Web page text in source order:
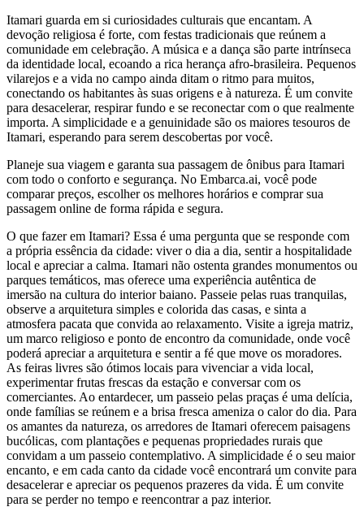
Itamari guarda em si curiosidades culturais que encantam. A
devoção religiosa é forte, com festas tradicionais que reúnem a
comunidade em celebração. A música e a dança são parte intrínseca
da identidade local, ecoando a rica herança afro-brasileira. Pequenos
vilarejos e a vida no campo ainda ditam o ritmo para muitos,
conectando os habitantes às suas origens e à natureza. É um convite
para desacelerar, respirar fundo e se reconectar com o que realmente
importa. A simplicidade e a genuinidade são os maiores tesouros de
Itamari, esperando para serem descobertas por você.
Planeje sua viagem e garanta sua passagem de ônibus para Itamari
com todo o conforto e segurança. No Embarca.ai, você pode
comparar preços, escolher os melhores horários e comprar sua
passagem online de forma rápida e segura.
O que fazer em Itamari? Essa é uma pergunta que se responde com
a própria essência da cidade: viver o dia a dia, sentir a hospitalidade
local e apreciar a calma. Itamari não ostenta grandes monumentos ou
parques temáticos, mas oferece uma experiência autêntica de
imersão na cultura do interior baiano. Passeie pelas ruas tranquilas,
observe a arquitetura simples e colorida das casas, e sinta a
atmosfera pacata que convida ao relaxamento. Visite a igreja matriz,
um marco religioso e ponto de encontro da comunidade, onde você
poderá apreciar a arquitetura e sentir a fé que move os moradores.
As feiras livres são ótimos locais para vivenciar a vida local,
experimentar frutas frescas da estação e conversar com os
comerciantes. Ao entardecer, um passeio pelas praças é uma delícia,
onde famílias se reúnem e a brisa fresca ameniza o calor do dia. Para
os amantes da natureza, os arredores de Itamari oferecem paisagens
bucólicas, com plantações e pequenas propriedades rurais que
convidam a um passeio contemplativo. A simplicidade é o seu maior
encanto, e em cada canto da cidade você encontrará um convite para
desacelerar e apreciar os pequenos prazeres da vida. É um convite
para se perder no tempo e reencontrar a paz interior.